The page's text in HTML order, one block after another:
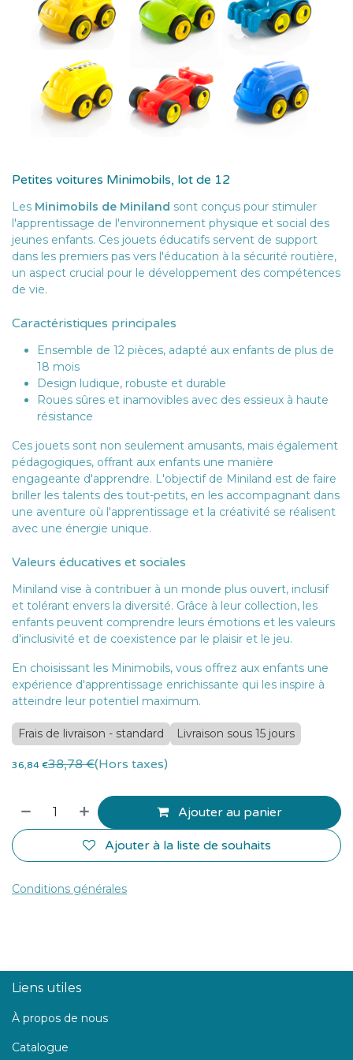
Petites voitures Minimobils, lot de 12
Les Minimobils de Miniland sont conçus pour stimuler
l'apprentissage de l'environnement physique et social des
jeunes enfants. Ces jouets éducatifs servent de support
dans les premiers pas vers l'éducation à la sécurité routière,
un aspect crucial pour le développement des compétences
de vie.
Caractéristiques principales
Ensemble de 12 pièces, adapté aux enfants de plus de
18 mois
Design ludique, robuste et durable
Roues sûres et inamovibles avec des essieux à haute
résistance
Ces jouets sont non seulement amusants, mais également
pédagogiques, offrant aux enfants une manière
engageante d'apprendre. L'objectif de Miniland est de faire
briller les talents des tout-petits, en les accompagnant dans
une aventure où l'apprentissage et la créativité se réalisent
avec une énergie unique.
Valeurs éducatives et sociales
Miniland vise à contribuer à un monde plus ouvert, inclusif
et tolérant envers la diversité. Grâce à leur collection, les
enfants peuvent comprendre leurs émotions et les valeurs
d'inclusivité et de coexistence par le plaisir et le jeu.
En choisissant les Minimobils, vous offrez aux enfants une
expérience d'apprentissage enrichissante qui les inspire à
atteindre leur potentiel maximum.
Frais de livraison - standard Livraison sous 15 jours
36,84 €38,78€(Hors taxes)
Ajouter au panier
Ajouter à la liste de souhaits
Conditions générales
Liens utiles
À propos de nous
Catalogue